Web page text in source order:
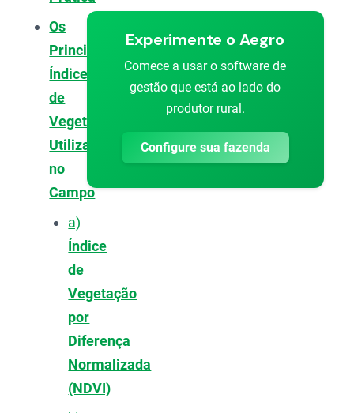
Os
Principais
Índices
de
Vegetação
Utilizados
no
Campo
a)
Índice
de
Vegetação
por
Diferença
Normalizada
(NDVI)
Experimente o Aegro
Comece a usar o software de
gestão que está ao lado do
produtor rural.
Configure sua fazenda